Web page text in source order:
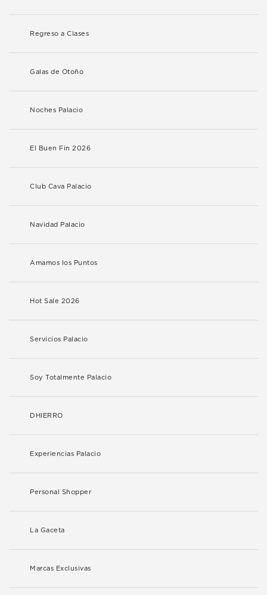
Regreso a Clases
Galas de Otoño
Noches Palacio
El Buen Fin 2026
Club Cava Palacio
Navidad Palacio
Amamos los Puntos
Hot Sale 2026
Servicios Palacio
Soy Totalmente Palacio
DHIERRO
Experiencias Palacio
Personal Shopper
La Gaceta
Marcas Exclusivas